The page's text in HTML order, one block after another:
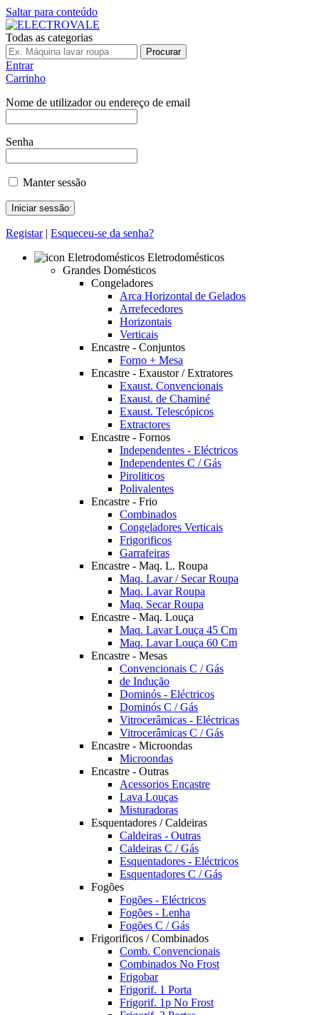
Saltar para conteúdo
Todas as categorias
Procurar
Entrar
Carrinho
Nome de utilizador ou endereço de email
Senha
Manter sessão
Registar| Esqueceu-se da senha?
Eletrodomésticos
Grandes Domésticos
Congeladores
Arca Horizontal de Gelados
Arrefecedores
Horizontais
Verticais
Encastre - Conjuntos
Forno + Mesa
Encastre - Exaustor / Extratores
Exaust. Convencionais
Exaust. de Chaminé
Exaust. Telescópicos
Extractores
Encastre - Fornos
Independentes - Eléctricos
Independentes C / Gás
Piroliticos
Polivalentes
Encastre - Frio
Combinados
Congeladores Verticais
Frigorificos
Garrafeiras
Encastre - Maq. L. Roupa
Maq. Lavar / Secar Roupa
Maq. Lavar Roupa
Maq. Secar Roupa
Encastre - Maq. Louça
Maq. Lavar Louça 45 Cm
Maq. Lavar Louça 60 Cm
Encastre - Mesas
Convencionais C / Gás
de Indução
Dominós - Eléctricos
Dominós C / Gás
Vitrocerâmicas - Eléctricas
Vitrocerâmicas C / Gás
Encastre - Microondas
Microondas
Encastre - Outras
Acessorios Encastre
Lava Louças
Misturadoras
Esquentadores / Caldeiras
Caldeiras - Outras
Caldeiras C / Gás
Esquentadores - Eléctricos
Esquentadores C / Gás
Fogões
Fogões - Eléctricos
Fogões - Lenha
Fogões C / Gás
Frigorificos / Combinados
Comb. Convencionais
Combinados No Frost
Frigobar
Frigorif. 1 Porta
Frigorif. 1p No Frost